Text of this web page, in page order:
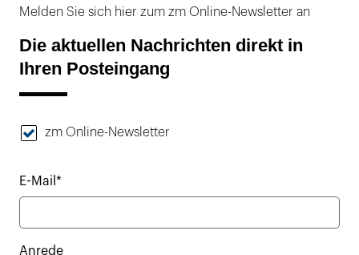
Melden Sie sich hier zum zm Online-Newsletter an
Die aktuellen Nachrichten direkt in
Ihren Posteingang
zm Online-Newsletter
E-Mail*
Anrede